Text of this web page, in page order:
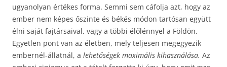
ugyanolyan értékes forma. Semmi sem cáfolja azt, hogy az
ember nem képes őszinte és békés módon tartósan együtt
élni saját fajtársaival, vagy a többi élőlénnyel a Földön.
Egyetlen pont van az életben, mely teljesen megegyezik
embernél-állatnál, a lehetőségek maximális kihasználása. Az